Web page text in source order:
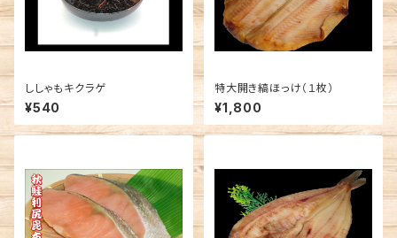
ししゃもキクラゲ
¥540
特大開き縞ほっけ（１枚）
¥1,800